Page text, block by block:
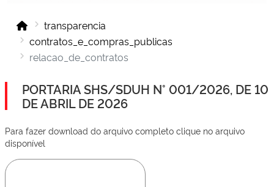
transparencia
contratos_e_compras_publicas
relacao_de_contratos
PORTARIA SHS/SDUH N° 001/2026, DE 10
DE ABRIL DE 2026
Para fazer download do arquivo completo clique no arquivo
disponível